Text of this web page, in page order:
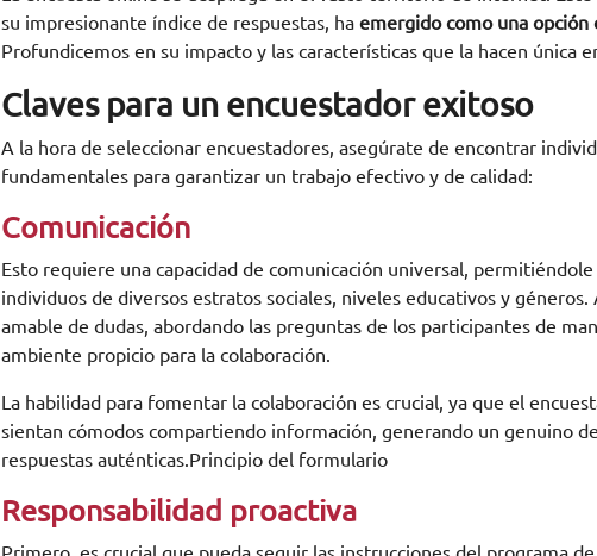
su impresionante índice de respuestas, ha emergido como una opción
Profundicemos en su impacto y las características que la hacen única
Claves para un encuestador exitoso
A la hora de seleccionar encuestadores, asegúrate de encontrar
fundamentales para garantizar un trabajo efectivo y de calidad:
Comunicación
Esto requiere una capacidad de comunicación universal,
individuos de diversos estratos sociales, niveles educativos y
amable de dudas, abordando las preguntas de los participantes de
ambiente propicio para la colaboración.
La habilidad para fomentar la colaboración es crucial, ya que el
sientan cómodos compartiendo información, generando un genuino
respuestas auténticas.Principio del formulario
Responsabilidad proactiva